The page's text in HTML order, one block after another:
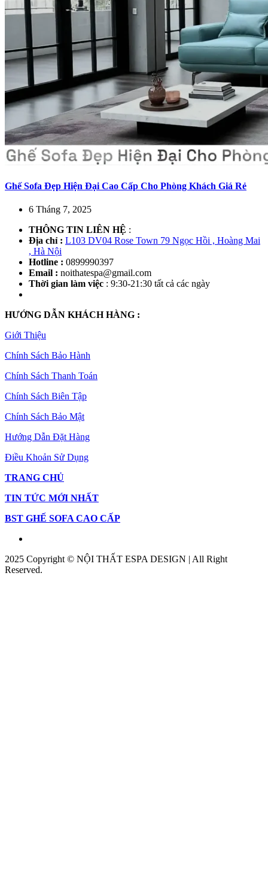
Ghế Sofa Đẹp Hiện Đại Cao Cấp Cho Phòng Khách Giá Rẻ
6 Tháng 7, 2025
THÔNG TIN LIÊN HỆ :
Địa chỉ : L103 DV04 Rose Town 79 Ngọc Hồi , Hoàng Mai
, Hà Nội
Hotline : 0899990397
Email : noithatespa@gmail.com
Thời gian làm việc : 9:30-21:30 tất cả các ngày
HƯỚNG DẪN KHÁCH HÀNG :
Giới Thiệu
Chính Sách Bảo Hành
Chính Sách Thanh Toán
Chính Sách Biên Tập
Chính Sách Bảo Mật
Hướng Dẫn Đặt Hàng
Điều Khoản Sử Dụng
TRANG CHỦ
TIN TỨC MỚI NHẤT
BST GHẾ SOFA CAO CẤP
2025 Copyright © NỘI THẤT ESPA DESIGN | All Right
Reserved.